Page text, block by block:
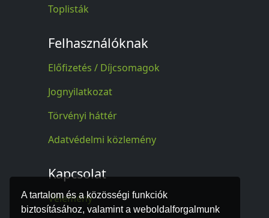
A tartalom és a közösségi funkciók
biztosításához, valamint a weboldalforgalmunk
Toplisták
Felhasználóknak
Előfizetés / Díjcsomagok
Jognyilatkozat
Törvényi háttér
Adatvédelmi közlemény
Kapcsolat
Vélemény